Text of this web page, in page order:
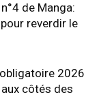
de Manga:
reverdir le
2026
côtés des